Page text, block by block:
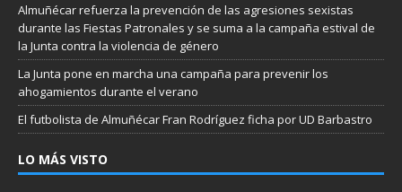
Almuñécar refuerza la prevención de las agresiones sexistas
durante las Fiestas Patronales y se suma a la campaña estival de
la Junta contra la violencia de género
La Junta pone en marcha una campaña para prevenir los
ahogamientos durante el verano
El futbolista de Almuñécar Fran Rodríguez ficha por UD Barbastro
LO MÁS VISTO